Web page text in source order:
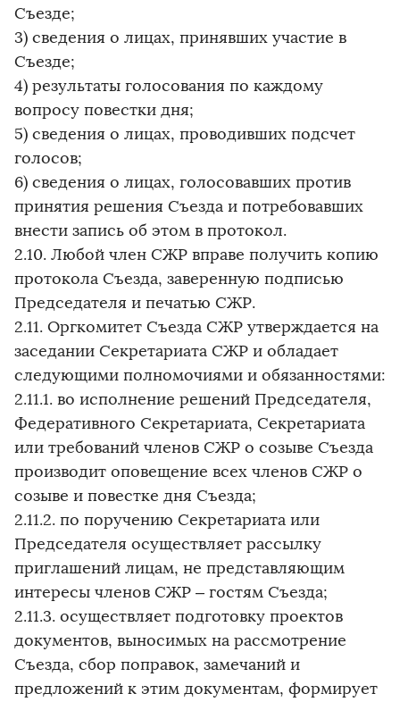
Съезде;
3) сведения о лицах, принявших участие в
Съезде;
4) результаты голосования по каждому
вопросу повестки дня;
5) сведения о лицах, проводивших подсчет
голосов;
6) сведения о лицах, голосовавших против
принятия решения Съезда и потребовавших
внести запись об этом в протокол.
2.10. Любой член СЖР вправе получить копию
протокола Съезда, заверенную подписью
Председателя и печатью СЖР.
2.11. Оргкомитет Съезда СЖР утверждается на
заседании Секретариата СЖР и обладает
следующими полномочиями и обязанностями:
2.11.1. во исполнение решений Председателя,
Федеративного Секретариата, Секретариата
или требований членов СЖР о созыве Съезда
производит оповещение всех членов СЖР о
созыве и повестке дня Съезда;
2.11.2. по поручению Секретариата или
Председателя осуществляет рассылку
приглашений лицам, не представляющим
интересы членов СЖР – гостям Съезда;
2.11.3. осуществляет подготовку проектов
документов, выносимых на рассмотрение
Съезда, сбор поправок, замечаний и
предложений к этим документам, формирует